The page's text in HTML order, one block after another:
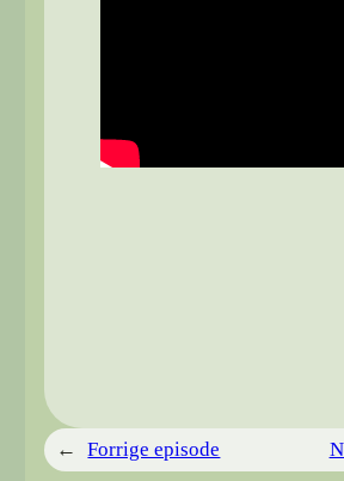
← Forrige episode